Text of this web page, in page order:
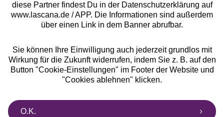
diese Partner findest Du in der Datenschutzerklärung auf
www.lascana.de / APP. Die Informationen sind außerdem
über einen Link in dem Banner abrufbar.
Sie können Ihre Einwilligung auch jederzeit grundlos mit
Wirkung für die Zukunft widerrufen, indem Sie z. B. auf den
Button "Cookie-Einstellungen" im Footer der Website und
"Cookies ablehnen" klicken.
O.K.